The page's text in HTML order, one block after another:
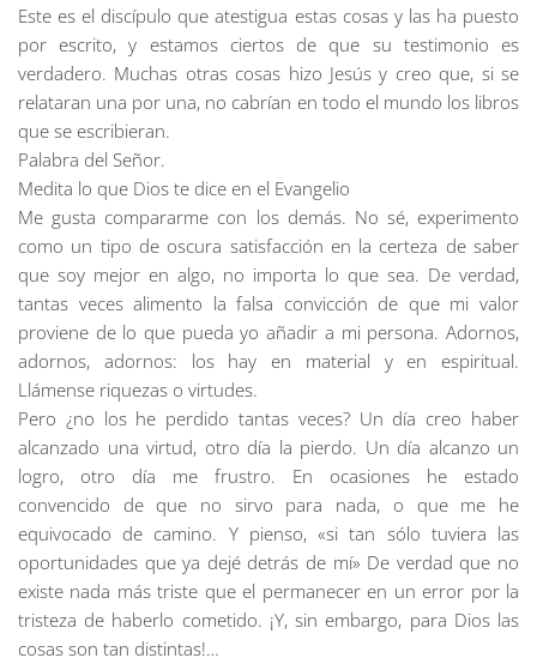
Este es el discípulo que atestigua estas cosas y las ha puesto
por escrito, y estamos ciertos de que su testimonio es
verdadero. Muchas otras cosas hizo Jesús y creo que, si se
relataran una por una, no cabrían en todo el mundo los libros
que se escribieran.
Palabra del Señor.
Medita lo que Dios te dice en el Evangelio
Me gusta compararme con los demás. No sé, experimento
como un tipo de oscura satisfacción en la certeza de saber
que soy mejor en algo, no importa lo que sea. De verdad,
tantas veces alimento la falsa convicción de que mi valor
proviene de lo que pueda yo añadir a mi persona. Adornos,
adornos, adornos: los hay en material y en espiritual.
Llámense riquezas o virtudes.
Pero ¿no los he perdido tantas veces? Un día creo haber
alcanzado una virtud, otro día la pierdo. Un día alcanzo un
logro, otro día me frustro. En ocasiones he estado
convencido de que no sirvo para nada, o que me he
equivocado de camino. Y pienso, «si tan sólo tuviera las
oportunidades que ya dejé detrás de mí» De verdad que no
existe nada más triste que el permanecer en un error por la
tristeza de haberlo cometido. ¡Y, sin embargo, para Dios las
cosas son tan distintas!…